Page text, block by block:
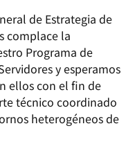
de Estrategia de
complace la
Programa de
y esperamos
ellos con el fin de
técnico coordinado
heterogéneos de